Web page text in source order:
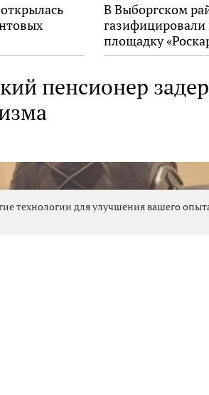
В Выборгском
площадку
пенсионер
технологии для улучшения вашего